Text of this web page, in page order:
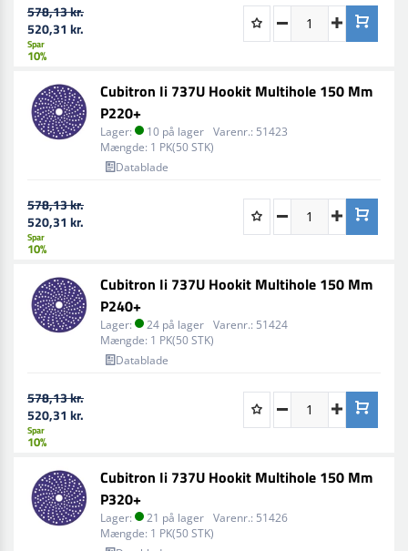
578,13 kr.
520,31 kr.
Spar
10%
Cubitron Ii 737U Hookit Multihole 150 Mm
P220+
Lager: 10 på lager Varenr.: 51423
Mængde: 1 PK(50 STK)
Datablade
578,13 kr.
520,31 kr.
Spar
10%
Cubitron Ii 737U Hookit Multihole 150 Mm
P240+
Lager: 24 på lager Varenr.: 51424
Mængde: 1 PK(50 STK)
Datablade
578,13 kr.
520,31 kr.
Spar
10%
Cubitron Ii 737U Hookit Multihole 150 Mm
P320+
Lager: 21 på lager Varenr.: 51426
Mængde: 1 PK(50 STK)